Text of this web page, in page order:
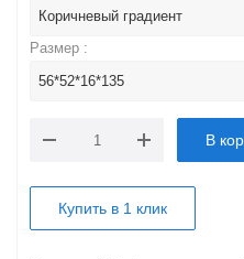
Коричневый градиент
Размер :
56*52*16*135
В
Купить в 1 клик